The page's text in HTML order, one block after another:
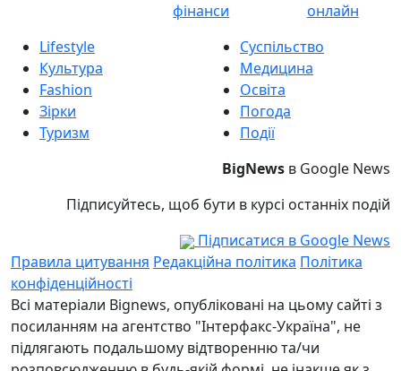
фінанси
онлайн
Lifestyle
Культура
Fashion
Зірки
Туризм
Суспільство
Медицина
Освіта
Погода
Події
BigNews в Google News
Підписуйтесь, щоб бути в курсі останніх подій
Підписатися в Google News
Правила цитування Редакційна політика Політика
конфіденційності
Всі матеріали Bignews, опубліковані на цьому сайті з
посиланням на агентство "Інтерфакс-Україна", не
підлягають подальшому відтворенню та/чи